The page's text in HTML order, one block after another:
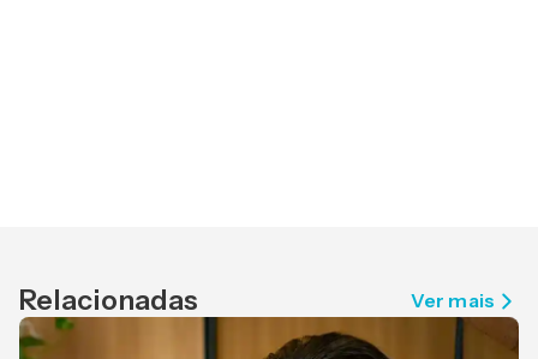
Relacionadas Ver mais